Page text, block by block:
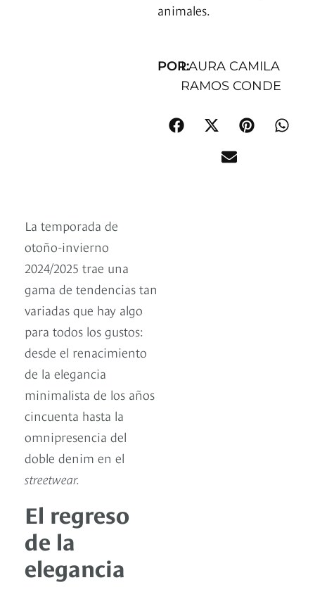
animales.
POR:LAURA CAMILA
RAMOS CONDE
La temporada de
otoño-invierno
2024/2025 trae una
gama de tendencias tan
variadas que hay algo
para todos los gustos:
desde el renacimiento
de la elegancia
minimalista de los años
cincuenta hasta la
omnipresencia del
doble denim en el
streetwear.
El regreso
de la
elegancia